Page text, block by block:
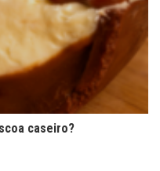
caseiro?